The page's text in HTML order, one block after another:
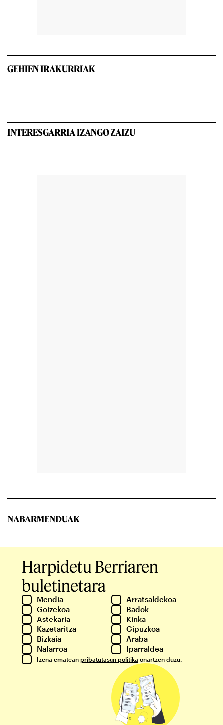
GEHIEN IRAKURRIAK
INTERESGARRIA IZANGO ZAIZU
NABARMENDUAK
Harpidetu Berriaren
buletinetara
Mendia
Arratsaldekoa
Goizekoa
Badok
Astekaria
Kinka
Kazetaritza
Gipuzkoa
Bizkaia
Araba
Nafarroa
Iparraldea
Izena ematean pribatutasun politika onartzen duzu.